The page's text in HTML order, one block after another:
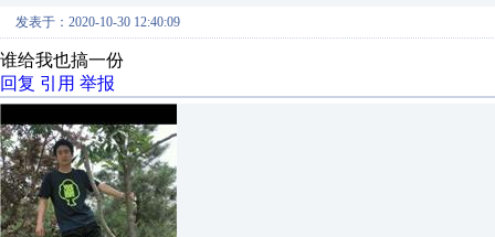
发表于：2020-10-30 12:40:09
谁给我也搞一份
回复 引用 举报